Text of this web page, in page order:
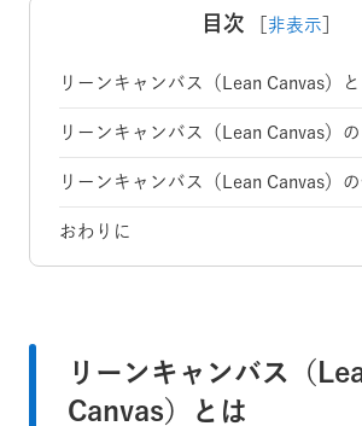
目次 非表示
リーンキャンバス（Lean Canvas）と
リーンキャンバス（Lean Canvas）
リーンキャンバス（Lean Canvas）
おわりに
リーンキャンバス（
Canvas）とは